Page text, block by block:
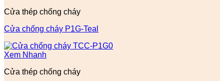
Cửa thép chống cháy
Cửa chống cháy P1G-Teal
Xem Nhanh
Cửa thép chống cháy